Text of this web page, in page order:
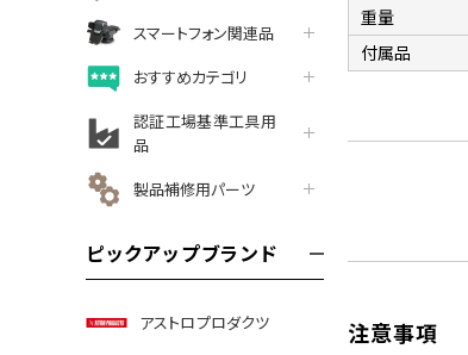
スマートフォン関連品
おすすめカテゴリ
認証工場基準工具用
品
製品補修用パーツ
ピックアップブランド
アストロプロダクツ
重量
付属品
注意事項